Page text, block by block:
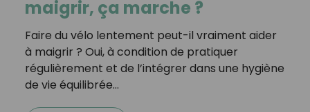
maigrir, ça marche ?
Faire du vélo lentement peut-il vraiment aider
à maigrir ? Oui, à condition de pratiquer
régulièrement et de l’intégrer dans une hygiène
de vie équilibrée…